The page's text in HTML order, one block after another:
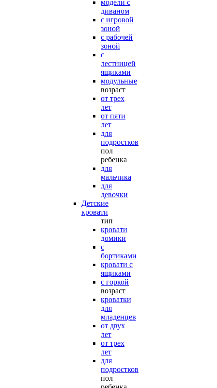
модели с
диваном
с игровой
зоной
с рабочей
зоной
с
лестницей
ящиками
модульные
возраст
от трех
лет
от пяти
лет
для
подростков
пол
ребенка
для
мальчика
для
девочки
Детские
кровати
тип
кровати
домики
с
бортиками
кровати с
ящиками
с горкой
возраст
кроватки
для
младенцев
от двух
лет
от трех
лет
для
подростков
пол